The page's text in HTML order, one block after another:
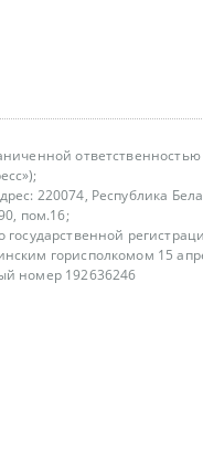
220074, Республика
пом.16;
государственной
горисполкомом 15
номер 192636246